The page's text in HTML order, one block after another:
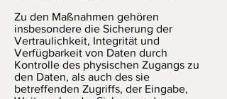
Zu den Maßnahmen gehören
insbesondere die Sicherung der
Vertraulichkeit, Integrität und
Verfügbarkeit von Daten durch
Kontrolle des physischen Zugangs zu
den Daten, als auch des sie
betreffenden Zugriffs, der Eingabe,